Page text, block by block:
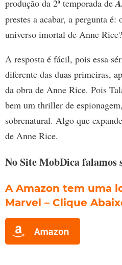
produção da 2ª temporada de
prestes a acabar, a pergunta
universo imortal de Anne Rice?
A resposta é fácil, pois essa
diferente das duas primeiras,
da obra de Anne Rice. Pois
bem um thriller de
sobrenatural. Algo que
de Anne Rice.
No Site MobDica falamos
A Amazon tem uma
Marvel – Clique